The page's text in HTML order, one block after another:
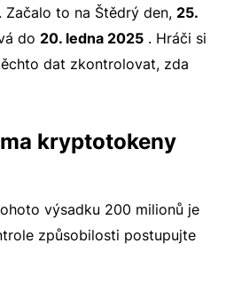
to na Štědrý den, 25.
do 20. ledna 2025 . Hráči si
dat zkontrolovat, zda
kryptotokeny
výsadku 200 milionů je
způsobilosti postupujte